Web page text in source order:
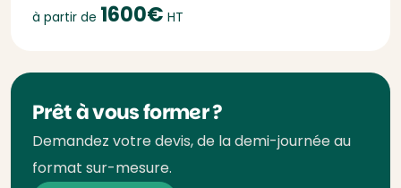
à partir de 1600€ HT
Prêt à vous former ?
Demandez votre devis, de la demi-journée au
format sur-mesure.